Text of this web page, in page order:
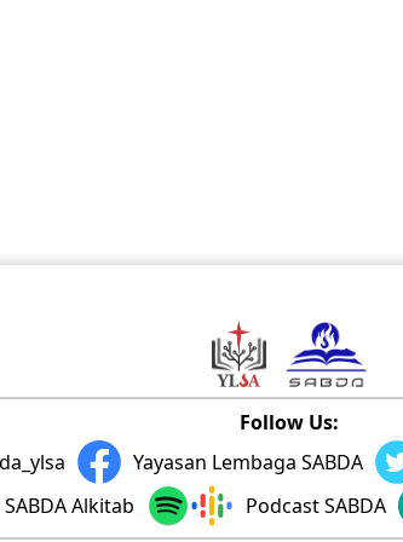
Follow Us:
Yayasan Lembaga SABDA
SABDA Alkitab
Podcast SABDA